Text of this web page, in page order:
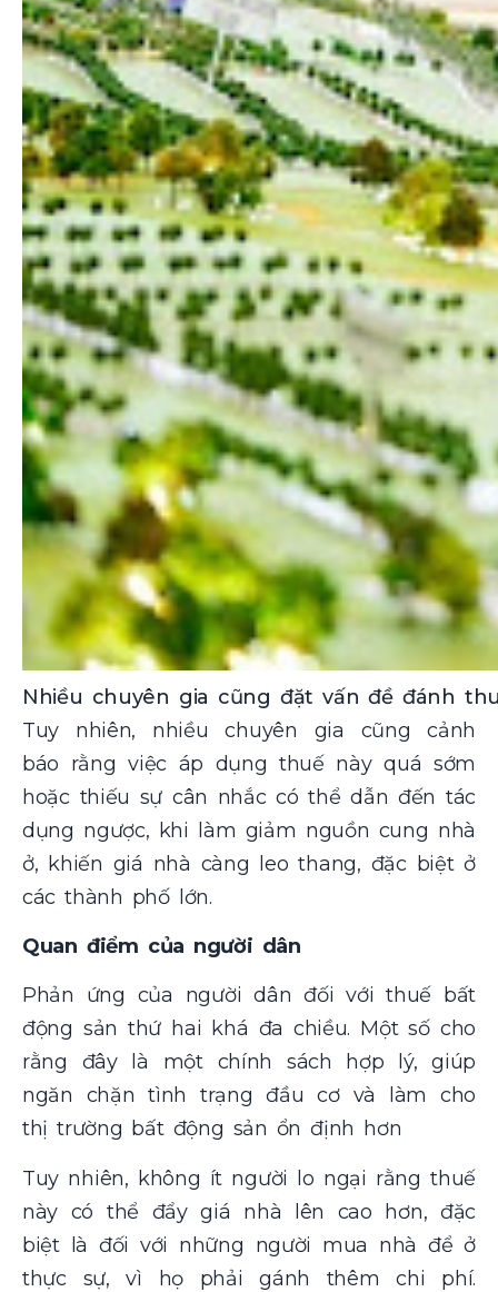
Nhiều chuyên gia cũng đặt vấn đề đánh
Tuy nhiên, nhiều chuyên gia cũng cảnh
báo rằng việc áp dụng thuế này quá sớm
hoặc thiếu sự cân nhắc có thể dẫn đến tác
dụng ngược, khi làm giảm nguồn cung nhà
ở, khiến giá nhà càng leo thang, đặc biệt ở
các thành phố lớn​.
Quan điểm của người dân
Phản ứng của người dân đối với thuế bất
động sản thứ hai khá đa chiều. Một số cho
rằng đây là một chính sách hợp lý, giúp
ngăn chặn tình trạng đầu cơ và làm cho
thị trường bất động sản ổn định hơn​
Tuy nhiên, không ít người lo ngại rằng thuế
này có thể đẩy giá nhà lên cao hơn, đặc
biệt là đối với những người mua nhà để ở
thực sự, vì họ phải gánh thêm chi phí.